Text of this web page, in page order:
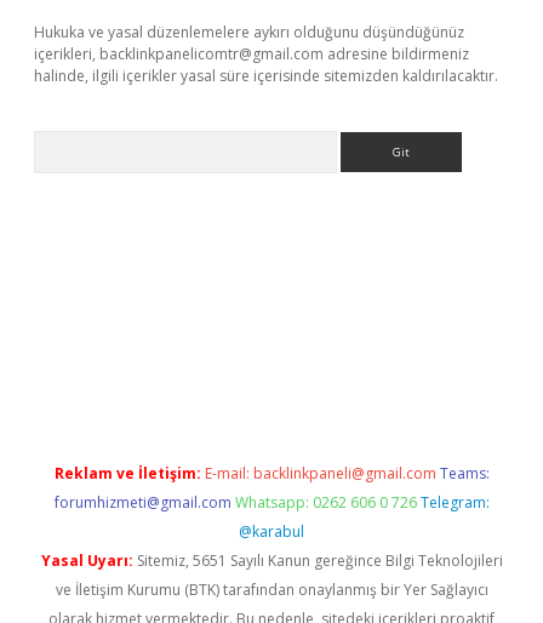
Hukuka ve yasal düzenlemelere aykırı olduğunu düşündüğünüz
içerikleri, backlinkpanelicomtr@gmail.com adresine bildirmeniz
halinde, ilgili içerikler yasal süre içerisinde sitemizden kaldırılacaktır.
Reklam ve İletişim: E-mail: backlinkpaneli@gmail.com Teams:
forumhizmeti@gmail.com Whatsapp: 0262 606 0 726 Telegram:
@karabul
Yasal Uyarı: Sitemiz, 5651 Sayılı Kanun gereğince Bilgi Teknolojileri
ve İletişim Kurumu (BTK) tarafından onaylanmış bir Yer Sağlayıcı
olarak hizmet vermektedir. Bu nedenle, sitedeki içerikleri proaktif